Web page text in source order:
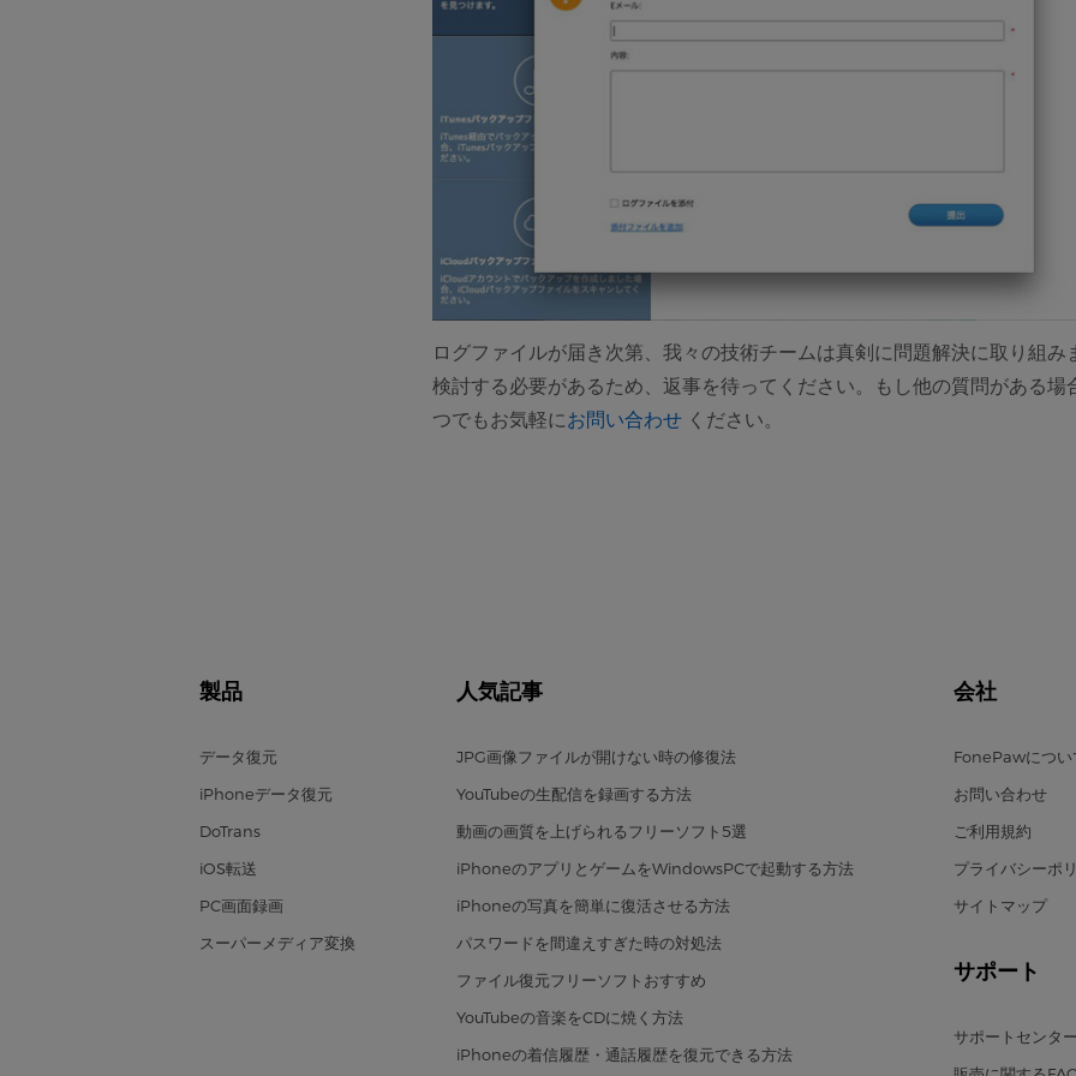
ログファイルが届き次第、我々の技術チームは真剣に問題解決に取り組み
検討する必要があるため、返事を待ってください。もし他の質問がある場
つでもお気軽にお問い合わせ (opens new window)
ください。
製品
データ復元
iPhoneデータ復元
DoTrans
iOS転送
PC画面録画
スーパーメディア変換
人気記事
JPG画像ファイルが開けない時の修復法
YouTubeの生配信を録画する方法
動画の画質を上げられるフリーソフト5選
iPhoneのアプリとゲームをWindowsPCで起動する方法
iPhoneの写真を簡単に復活させる方法
パスワードを間違えすぎた時の対処法
ファイル復元フリーソフトおすすめ
YouTubeの音楽をCDに焼く方法
iPhoneの着信履歴・通話履歴を復元できる方法
会社
FonePawについ
お問い合わせ
ご利用規約
プライバシーポ
サイトマップ
サポート
サポートセンター